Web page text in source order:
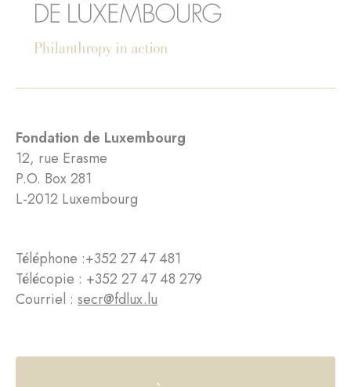
Fondation de Luxembourg
12, rue Erasme
P.O. Box 281
L-2012 Luxembourg
Téléphone :+352 27 47 481
Télécopie : +352 27 47 48 279
Courriel : secr@fdlux.lu